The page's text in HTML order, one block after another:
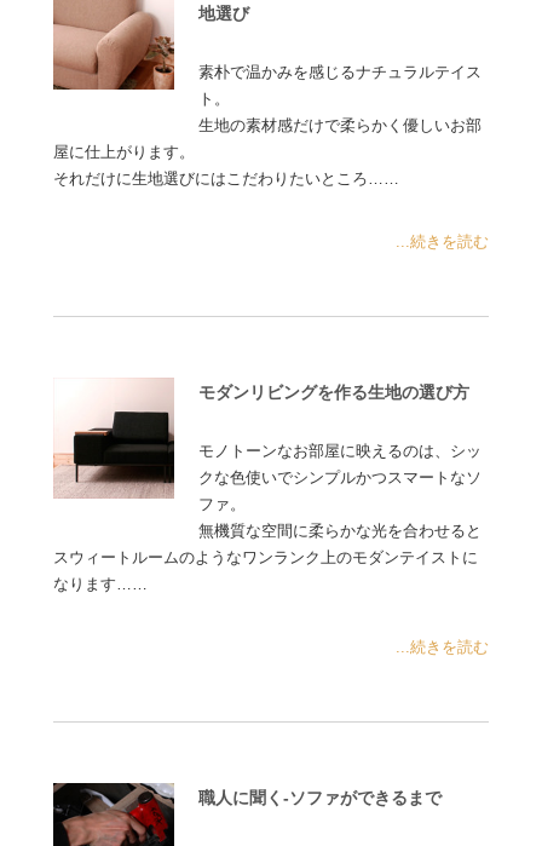
地選び
素朴で温かみを感じるナチュラルテイス
ト。
生地の素材感だけで柔らかく優しいお部
屋に仕上がります。
それだけに生地選びにはこだわりたいところ……
...続きを読む
モダンリビングを作る生地の選び方
モノトーンなお部屋に映えるのは、シッ
クな色使いでシンプルかつスマートなソ
ファ。
無機質な空間に柔らかな光を合わせると
スウィートルームのようなワンランク上のモダンテイストに
なります……
...続きを読む
職人に聞く-ソファができるまで